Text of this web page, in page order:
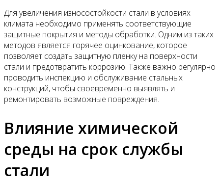
Для увеличения износостойкости стали в условиях
климата необходимо применять соответствующие
защитные покрытия и методы обработки. Одним из таких
методов является горячее оцинкование, которое
позволяет создать защитную пленку на поверхности
стали и предотвратить коррозию. Также важно регулярно
проводить инспекцию и обслуживание стальных
конструкций, чтобы своевременно выявлять и
ремонтировать возможные повреждения.
Влияние химической
среды на срок службы
стали